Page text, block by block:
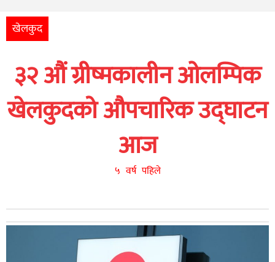
आर्थिक
नेपाली
युनिकोड
खेलकुद
३२ औं ग्रीष्मकालीन ओलम्पिक
खेलकुदको औपचारिक उद्घाटन
आज
५ वर्ष पहिले